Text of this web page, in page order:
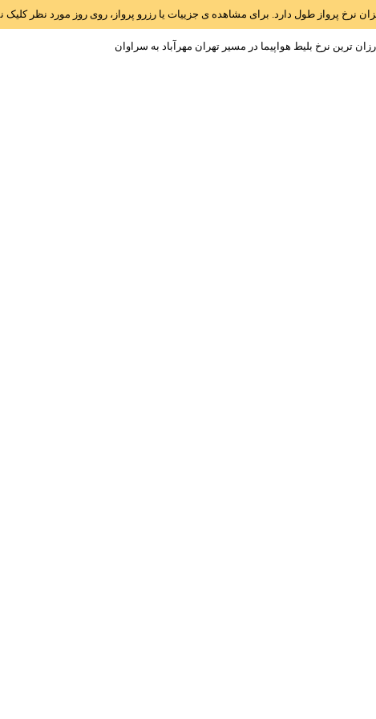
نرخ پرواز طول دارد. برای مشاهده ی جزییات یا رزرو پرواز، روی روز مورد نظر
ترین نرخ بلیط هواپیما در مسیر تهران مهرآباد به سراوان